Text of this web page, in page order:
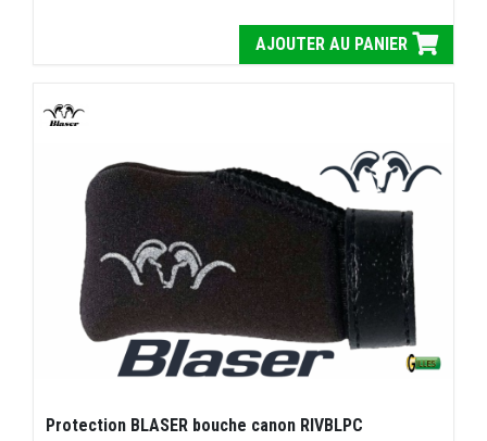
AJOUTER AU PANIER
Protection BLASER bouche canon RIVBLPC